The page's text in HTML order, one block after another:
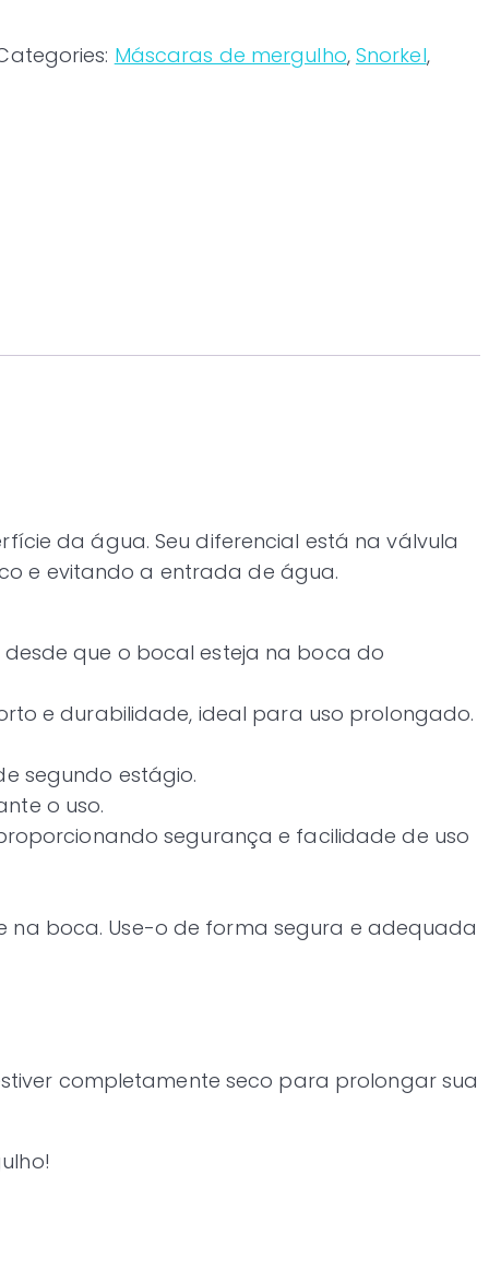
Máscaras de mergulho, Snorkel,
da água. Seu diferencial está na válvula
e evitando a entrada de água.
desde que o bocal esteja na boca do
e durabilidade, ideal para uso prolongado.
segundo estágio.
o uso.
segurança e facilidade de uso
na boca. Use-o de forma segura e adequada
completamente seco para prolongar sua